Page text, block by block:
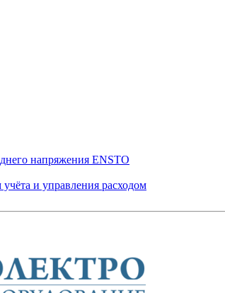
напряжения ENSTO
и управления расходом